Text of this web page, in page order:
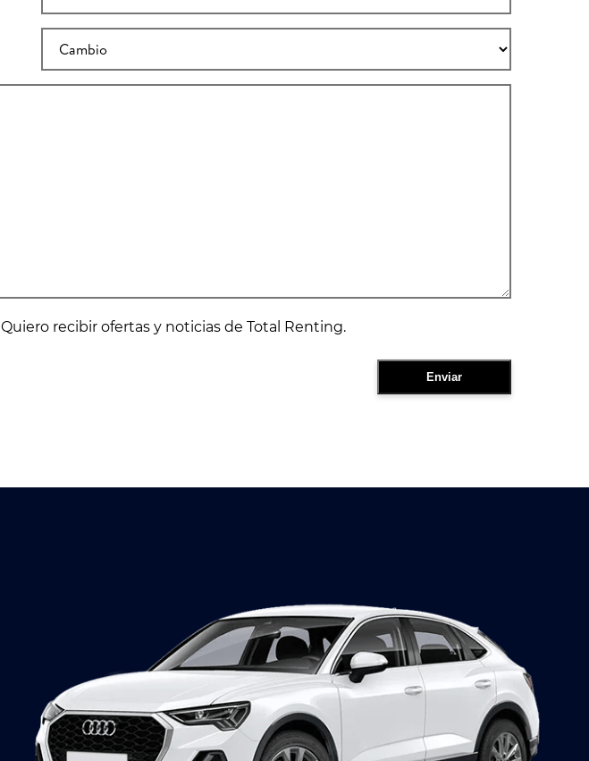
Quiero recibir ofertas y noticias de Total Renting.